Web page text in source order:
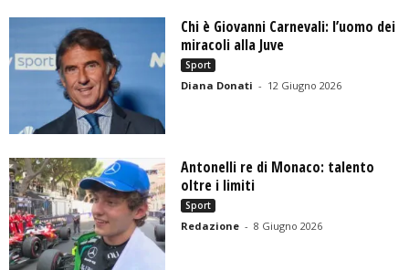
Chi è Giovanni Carnevali: l’uomo dei
miracoli alla Juve
Sport
Diana Donati - 12 Giugno 2026
Antonelli re di Monaco: talento
oltre i limiti
Sport
Redazione - 8 Giugno 2026